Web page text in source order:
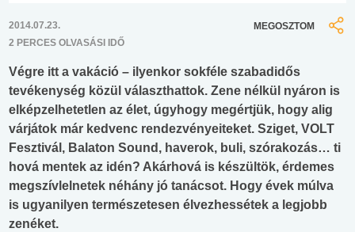
2014.07.23.
2 PERCES OLVASÁSI IDŐ
MEGOSZTOM
Végre itt a vakáció – ilyenkor sokféle szabadidős
tevékenység közül választhattok. Zene nélkül nyáron is
elképzelhetetlen az élet, úgyhogy megértjük, hogy alig
várjátok már kedvenc rendezvényeiteket. Sziget, VOLT
Fesztivál, Balaton Sound, haverok, buli, szórakozás… ti
hová mentek az idén? Akárhová is készültök, érdemes
megszívlelnetek néhány jó tanácsot. Hogy évek múlva
is ugyanilyen természetesen élvezhessétek a legjobb
zenéket.